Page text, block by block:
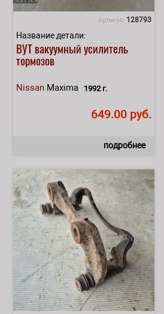
Артикул: 128793
Название детали:
ВУТ вакуумный усилитель
тормозов
Nissan Maxima 1992 г.
649.00 руб.
подробнее